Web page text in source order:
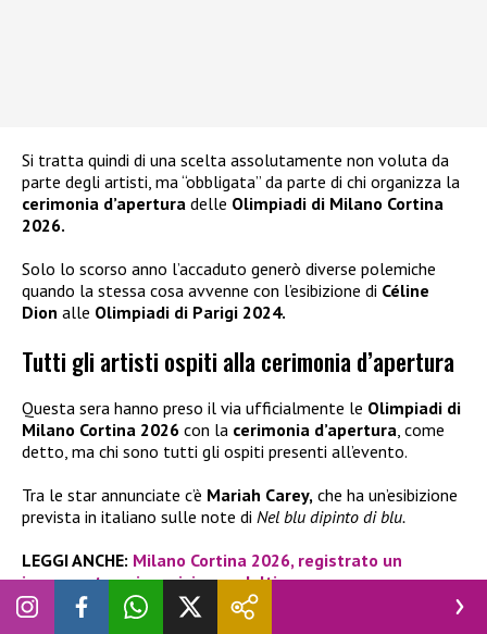
Si tratta quindi di una scelta assolutamente non voluta da
parte degli artisti, ma “obbligata” da parte di chi organizza la
cerimonia d’apertura delle Olimpiadi di Milano Cortina
2026.
Solo lo scorso anno l’accaduto generò diverse polemiche
quando la stessa cosa avvenne con l’esibizione di Céline
Dion alle Olimpiadi di Parigi 2024.
Tutti gli artisti ospiti alla cerimonia d’apertura
Questa sera hanno preso il via ufficialmente le Olimpiadi di
Milano Cortina 2026 con la cerimonia d’apertura, come
detto, ma chi sono tutti gli ospiti presenti all’evento.
Tra le star annunciate c’è Mariah Carey, che ha un’esibizione
prevista in italiano sulle note di Nel blu dipinto di blu.
LEGGI ANCHE: Milano Cortina 2026, registrato un
incremento nei servizi per adulti
Ma non è finita qui, perché la lista si impreziosisce anche di